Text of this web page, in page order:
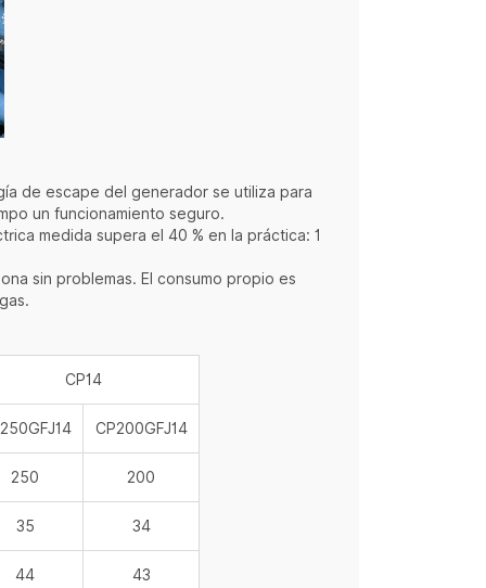
de escape del generador se utiliza para
un funcionamiento seguro.
medida supera el 40 % en la práctica: 1
sin problemas. El consumo propio es
CP14
CP200GFJ14
250 200
35 34
44 43